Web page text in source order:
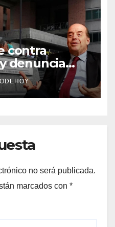
contra
denuncia
tras
su contra
no será publicada.
marcados con *